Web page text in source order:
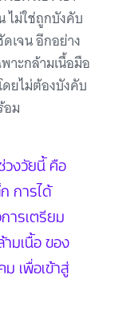
ไม่ใช่ถูกบังคับ
เจน อีกอย่าง
าะกล้ามเนื้อมือ
ยไม่ต้องบังคับ
อม
วงวัยนี้ คือ
การได้
ารเตรียม
มเนื้อ ของ
เพื่อเข้าสู่